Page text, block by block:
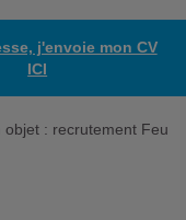
j'envoie mon CV
ICI
objet : recrutement Feu